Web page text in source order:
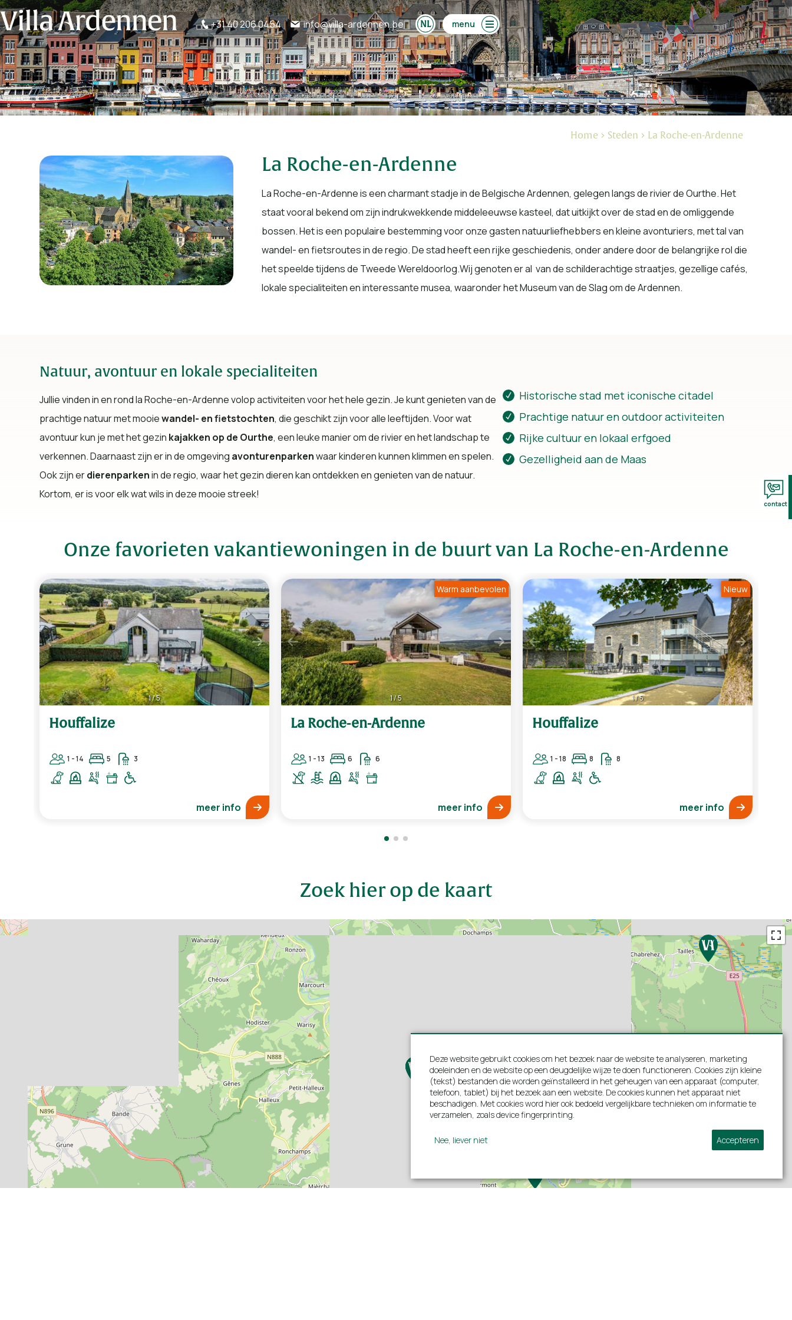
+31 40 206 0454 info@villa-ardennen.be menu
Home Steden La Roche-en-Ardenne
La Roche-en-Ardenne
La Roche-en-Ardenne is een charmant stadje in de Belgische Ardennen, gelegen langs de rivier de Ourthe. Het
staat vooral bekend om zijn indrukwekkende middeleeuwse kasteel, dat uitkijkt over de stad en de omliggende
bossen. Het is een populaire bestemming voor onze gasten natuurliefhebbers en kleine avonturiers, met tal van
wandel- en fietsroutes in de regio. De stad heeft een rijke geschiedenis, onder andere door de belangrijke rol die
het speelde tijdens de Tweede Wereldoorlog.Wij genoten er al van de schilderachtige straatjes, gezellige cafés,
lokale specialiteiten en interessante musea, waaronder het Museum van de Slag om de Ardennen.
Natuur, avontuur en lokale specialiteiten
Jullie vinden in en rond la Roche-en-Ardenne volop activiteiten voor het hele gezin. Je kunt genieten van de
prachtige natuur met mooiewandel- en fietstochten, die geschikt zijn voor alle leeftijden. Voor wat
avontuur kun je met het gezin kajakken op de Ourthe, een leuke manier om de rivier en het landschap te
verkennen. Daarnaast zijn er in de omgeving avonturenparkenwaar kinderen kunnen klimmen en spelen.
Ook zijn erdierenparkenin de regio, waar het gezin dieren kan ontdekken en genieten van de natuur.
Kortom, er is voor elk wat wils in deze mooie streek!
Historische stad met iconische citadel
Prachtige natuur en outdoor activiteiten
Rijke cultuur en lokaal erfgoed
Gezelligheid aan de Maas
Onze favorieten vakantiewoningen in de buurt van La Roche-en-Ardenne
Houffalize
1 - 14 5 3
meer info
1/5
La Roche-en-Ardenne
1 - 13 6 6
meer info
1/5
Warm aanbevolen
Houffalize
1 - 18 8 8
meer info
1/5
Nieuw
Zoek hier op de kaart
contact
Deze website gebruikt cookies om het bezoek naar de website te analyseren, marketing
doeleinden en de website op een deugdelijke wijze te doen functioneren. Cookies zijn kleine
(tekst) bestanden die worden geïnstalleerd in het geheugen van een apparaat (computer,
telefoon, tablet) bij het bezoek aan een website. De cookies kunnen het apparaat niet
beschadigen. Met cookies word hier ook bedoeld vergelijkbare technieken om informatie te
verzamelen, zoals device fingerprinting.
Nee, liever niet Accepteren